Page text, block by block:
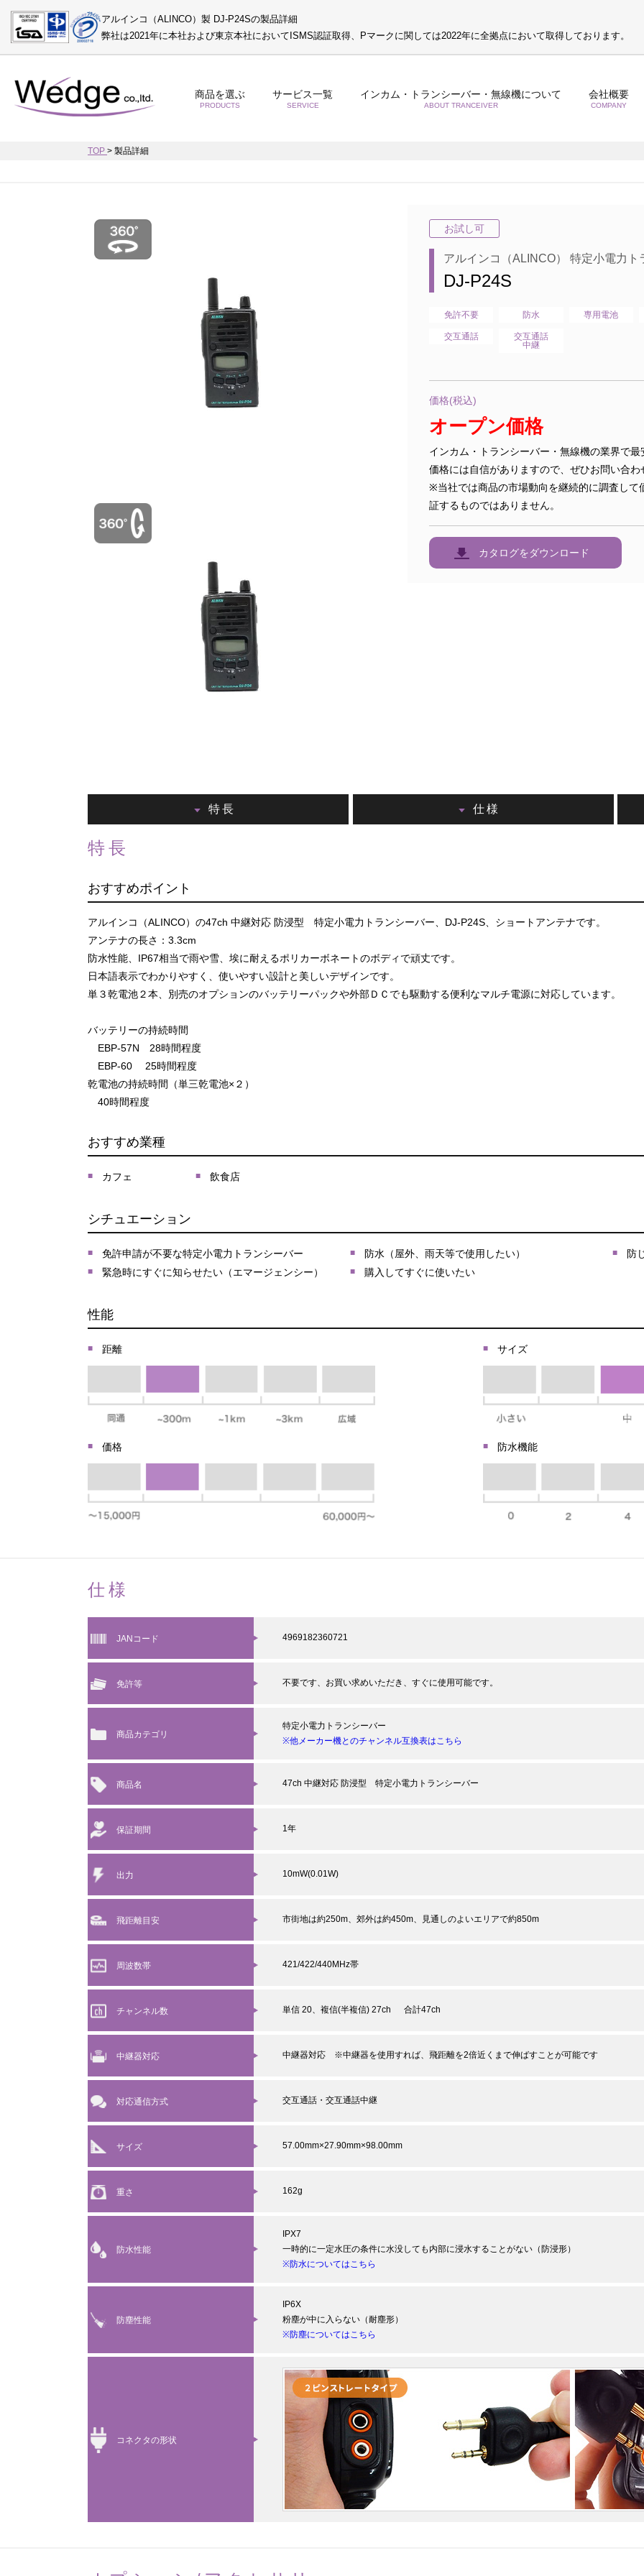
アルインコ（ALINCO）製 DJ-P24Sの製品詳細
弊社は2021年に本社および東京本社においてISMS認証取得、Pマークに関しては2022年に全拠点において取得しております。
商品を選ぶ
PRODUCTS
サービス一覧
SERVICE
インカム・トランシーバー・無線機について
ABOUT TRANCEIVER
会社概要
COMPANY
TOP > 製品詳細
お試し可
アルインコ（ALINCO） 特定小電力ト
DJ-P24S
免許不要 防水 専用電池
交互通話
交互通話
中継
価格(税込)
オープン価格
インカム・トランシーバー・無線機の業界で最
価格には自信がありますので、ぜひお問い合わ
※当社では商品の市場動向を継続的に調査し
証するものではありません。
カタログをダウンロード
特長 仕様
特長
おすすめポイント
アルインコ（ALINCO）の47ch 中継対応 防浸型 特定小電力トランシーバー、DJ-P24S、ショートアンテナです。
アンテナの長さ：3.3cm
防水性能、IP67相当で雨や雪、埃に耐えるポリカーボネートのボディで頑丈です。
日本語表示でわかりやすく、使いやすい設計と美しいデザインです。
単３乾電池２本、別売のオプションのバッテリーパックや外部ＤＣでも駆動する便利なマルチ電源に対応しています。
バッテリーの持続時間
EBP-57N 28時間程度
EBP-60 25時間程度
乾電池の持続時間（単三乾電池×２）
40時間程度
おすすめ業種
カフェ 飲食店
シチュエーション
免許申請が不要な特定小電力トランシーバー 防水（屋外、雨天等で使用したい）
防
緊急時にすぐに知らせたい（エマージェンシー）
購入してすぐに使いたい
性能
距離 サイズ
価格 防水機能
仕様
JANコード 4969182360721
免許等 不要です、お買い求めいただき、すぐに使用可能です。
商品カテゴリ
特定小電力トランシーバー
※他メーカー機とのチャンネル互換表はこちら
商品名 47ch 中継対応 防浸型 特定小電力トランシーバー
保証期間 1年
出力 10mW(0.01W)
飛距離目安 市街地は約250m、郊外は約450m、見通しのよいエリアで約850m
周波数帯 421/422/440MHz帯
チャンネル数 単信 20、複信(半複信) 27ch 合計47ch
中継器対応 中継器対応 ※中継器を使用すれば、飛距離を2倍近くまで伸ばすことが可能です
対応通信方式 交互通話・交互通話中継
サイズ 57.00mm×27.90mm×98.00mm
重さ 162g
防水性能
IPX7
一時的に一定水圧の条件に水没しても内部に浸水することがない（防浸形）
※防水についてはこちら
防塵性能
IP6X
粉塵が中に入らない（耐塵形）
※防塵についてはこちら
コネクタの形状